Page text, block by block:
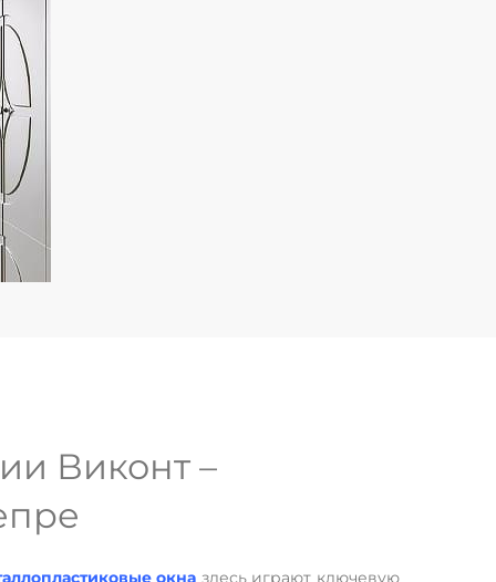
Виконт –
окна здесь играют ключевую